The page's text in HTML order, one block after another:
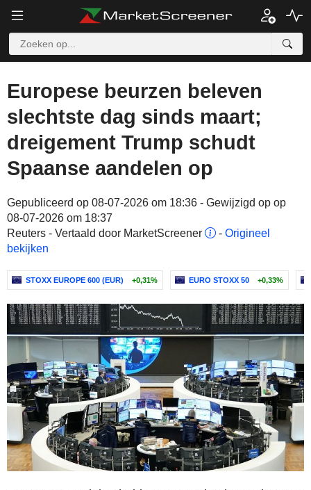
Europese beurzen beleven
slechtste dag sinds maart;
dreigement Trump schudt
Spaanse aandelen op
Gepubliceerd op 08-07-2026 om 18:36 - Gewijzigd op op
08-07-2026 om 18:37
Reuters - Vertaald door MarketScreener
- Origineel
bekijken
STOXX EUROPE 600 (EUR) +0,31% EURO STOXX 50 +0,33%